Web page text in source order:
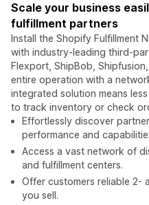
Scale your business
fulfillment partners
Install the Shopify Fulfillment
with industry-leading third-
Flexport, ShipBob,
entire operation with a
integrated solution means
to track inventory or check
Effortlessly discover
performance and
Access a vast network of
and fulfillment centers.
Offer customers reliable
you sell.